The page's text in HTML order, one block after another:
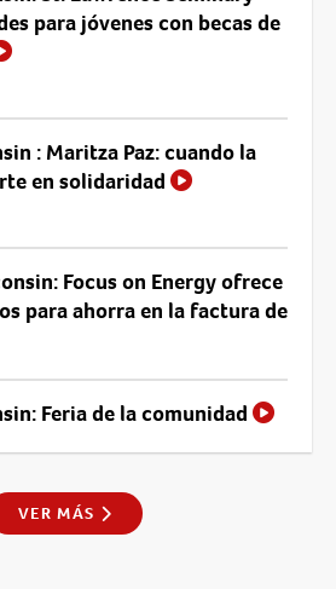
para jóvenes con becas de
: Maritza Paz: cuando la
en solidaridad
Focus on Energy ofrece
para ahorra en la factura de
Feria de la comunidad
VER MÁS